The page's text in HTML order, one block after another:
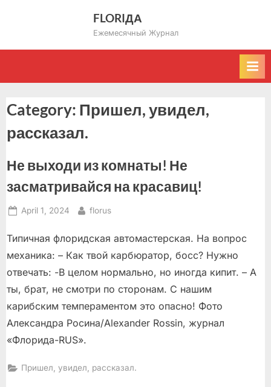
FLORIДА
Ежемесячный Журнал
Category: Пришел, увидел,
рассказал.
Не выходи из комнаты! Не
засматривайся на красавиц!
Posted
April 1, 2024 By
florus
Типичная флоридская автомастерская. На вопрос
механика: – Как твой карбюратор, босс? Нужно
отвечать: -В целом нормально, но иногда кипит. – А
ты, брат, не смотри по сторонам. С нашим
карибским темпераментом это опасно! Фото
Александра Росина/Alexander Rossin, журнал
«Флорида-RUS».
Пришел, увидел, рассказал.